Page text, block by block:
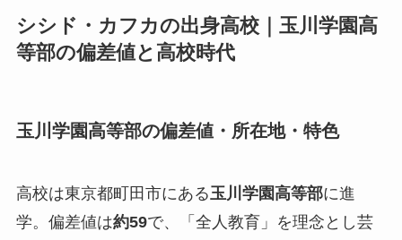
シシド・カフカの出身高校｜玉川学園高
等部の偏差値と高校時代
玉川学園高等部の偏差値・所在地・特色
高校は東京都町田市にある玉川学園高等部に進
学。偏差値は約59で、「全人教育」を理念とし芸